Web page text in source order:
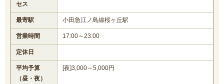
セス
最寄駅 小田急江ノ島線桜ヶ丘駅
営業時間 17:00～23:00
定休日
平均予算
（昼・夜）
[夜]3,000～5,000円